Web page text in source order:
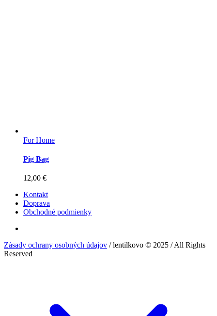
For Home
Pig Bag
12,00 €
Kontakt
Doprava
Obchodné podmienky
Zásady ochrany osobných údajov / lentilkovo © 2025 / All Rights
Reserved